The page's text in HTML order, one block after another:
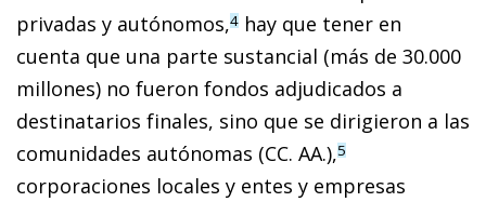
privadas y autónomos,4 hay que tener en
cuenta que una parte sustancial (más de 30.000
millones) no fueron fondos adjudicados a
destinatarios finales, sino que se dirigieron a las
comunidades autónomas (CC. AA.),5
corporaciones locales y entes y empresas